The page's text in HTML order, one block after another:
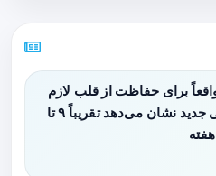
برای حفاظت از قلب لازم
است؟ بررسی جدید نشان می‌دهد تقریباً ۹ تا